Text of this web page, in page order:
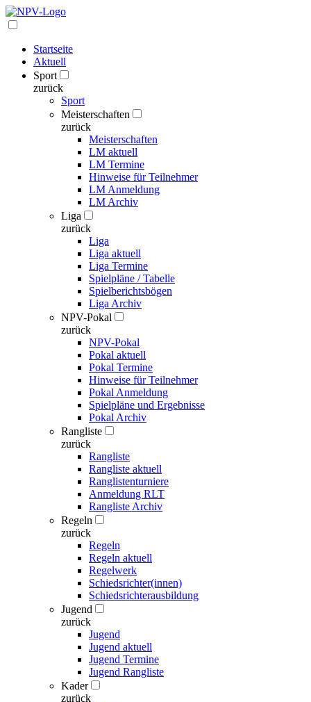
Startseite
Aktuell
Sport
zurück
Sport
Meisterschaften
zurück
Meisterschaften
LM aktuell
LM Termine
Hinweise für Teilnehmer
LM Anmeldung
LM Archiv
Liga
zurück
Liga
Liga aktuell
Liga Termine
Spielpläne / Tabelle
Spielberichtsbögen
Liga Archiv
NPV-Pokal
zurück
NPV-Pokal
Pokal aktuell
Pokal Termine
Hinweise für Teilnehmer
Pokal Anmeldung
Spielpläne und Ergebnisse
Pokal Archiv
Rangliste
zurück
Rangliste
Rangliste aktuell
Ranglistenturniere
Anmeldung RLT
Rangliste Archiv
Regeln
zurück
Regeln
Regeln aktuell
Regelwerk
Schiedsrichter(innen)
Schiedsrichterausbildung
Jugend
zurück
Jugend
Jugend aktuell
Jugend Termine
Jugend Rangliste
Kader
zurück